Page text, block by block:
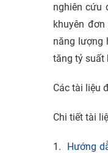
nghiên cứu
khuyên
năng lượng
tăng tỷ suất
Các tài liệu
Chi tiết tài
1. Hướng